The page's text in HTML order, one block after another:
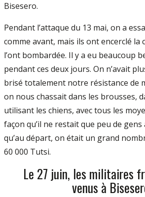
Bisesero.
Pendant l’attaque du 13 mai, on a
comme avant, mais ils ont encerclé la
l’ont bombardée. Il y a eu beaucoup
pendant ces deux jours. On n’avait
brisé totalement notre résistance de
on nous chassait dans les brousses,
utilisant les chiens, avec tous les
façon qu’il ne restait que peu de
qu’au départ, on était un grand
60 000 Tutsi.
Le 27 juin, les militaires
venus à